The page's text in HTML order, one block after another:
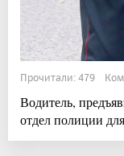
Прочитали: 479
Водитель,
отдел полиции